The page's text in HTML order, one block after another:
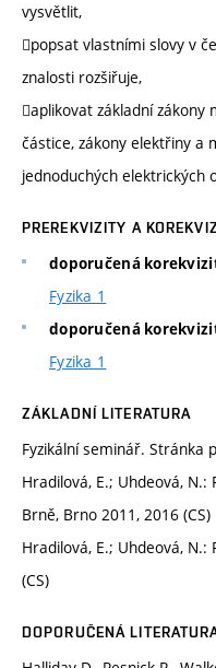
vysvětlit,
popsat vlastními slovy v
znalosti rozšiřuje,
aplikovat základní zákony
částice, zákony elektřiny a
jednoduchých elektrických
PREREKVIZITY A
doporučená
Fyzika 1
doporučená
Fyzika 1
ZÁKLADNÍ LITERATURA
Fyzikální seminář. Stránka
Hradilová, E.; Uhdeová, N.:
Brně, Brno 2011, 2016 (CS)
Hradilová, E.; Uhdeová, N.:
(CS)
DOPORUČENÁ